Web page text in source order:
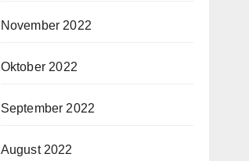
November 2022
Oktober 2022
September 2022
August 2022